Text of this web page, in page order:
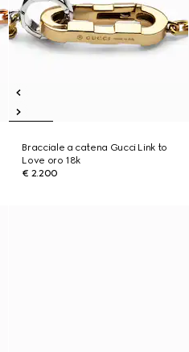
Bracciale a catena Gucci Link to
Love oro 18k
€ 2.200